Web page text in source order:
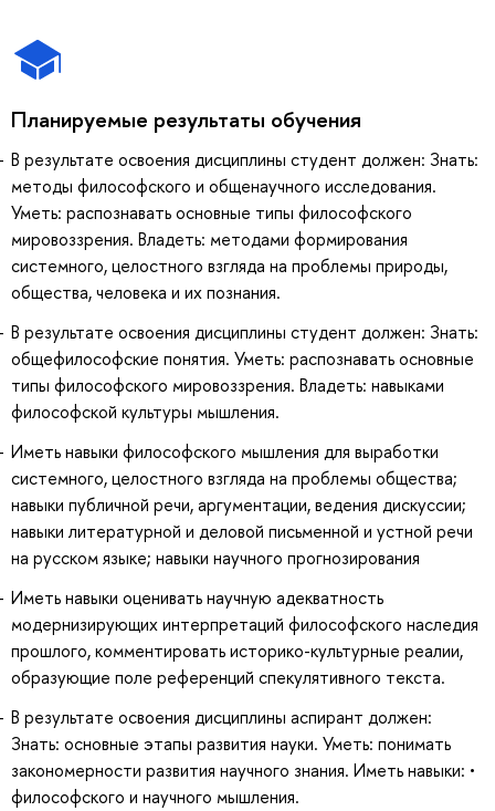
Планируемые результаты обучения
В результате освоения дисциплины студент должен: Знать:
методы философского и общенаучного исследования.
Уметь: распознавать основные типы философского
мировоззрения. Владеть: методами формирования
системного, целостного взгляда на проблемы природы,
общества, человека и их познания.
В результате освоения дисциплины студент должен: Знать:
общефилософские понятия. Уметь: распознавать основные
типы философского мировоззрения. Владеть: навыками
философской культуры мышления.
Иметь навыки философского мышления для выработки
системного, целостного взгляда на проблемы общества;
навыки публичной речи, аргументации, ведения дискуссии;
навыки литературной и деловой письменной и устной речи
на русском языке; навыки научного прогнозирования
Иметь навыки оценивать научную адекватность
модернизирующих интерпретаций философского наследия
прошлого, комментировать историко-культурные реалии,
образующие поле референций спекулятивного текста.
В результате освоения дисциплины аспирант должен:
Знать: основные этапы развития науки. Уметь: понимать
закономерности развития научного знания. Иметь навыки: •
философского и научного мышления.